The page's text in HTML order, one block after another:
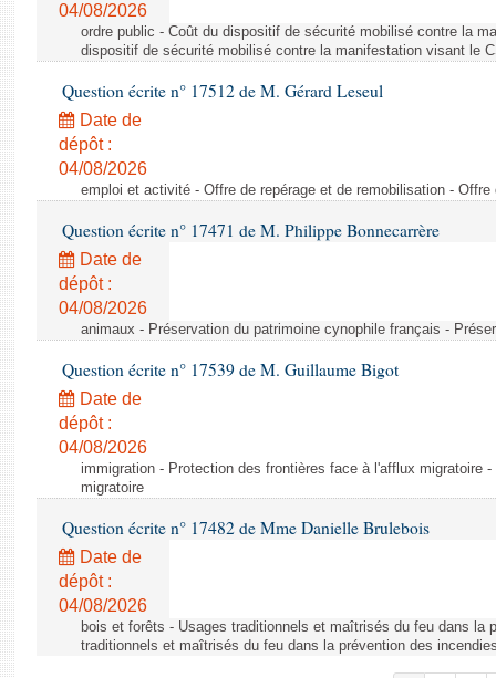
04/08/2026
ordre public - Coût du dispositif de sécurité mobilisé contre la
dispositif de sécurité mobilisé contre la manifestation visant le
Question écrite n° 17512 de M. Gérard Leseul
Date de
dépôt :
04/08/2026
emploi et activité - Offre de repérage et de remobilisation -
Question écrite n° 17471 de M. Philippe Bonnecarrère
Date de
dépôt :
04/08/2026
animaux - Préservation du patrimoine cynophile français -
Question écrite n° 17539 de M. Guillaume Bigot
Date de
dépôt :
04/08/2026
immigration - Protection des frontières face à l'afflux migratoire
migratoire
Question écrite n° 17482 de Mme Danielle Brulebois
Date de
dépôt :
04/08/2026
bois et forêts - Usages traditionnels et maîtrisés du feu dans la
traditionnels et maîtrisés du feu dans la prévention des